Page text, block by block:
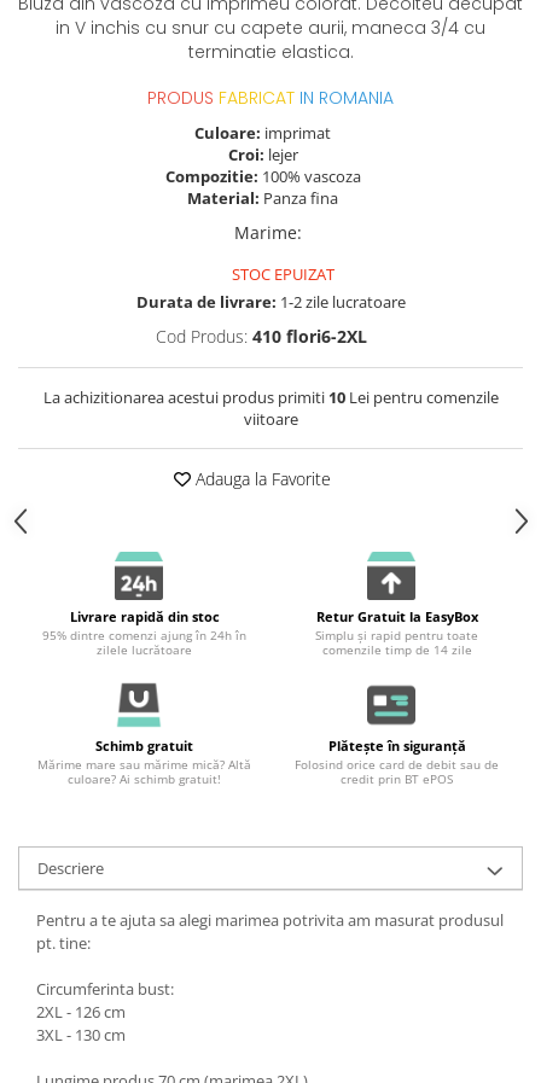
in V inchis cu snur cu capete aurii, maneca 3/4 cu
terminatie elastica.
PRODUS FABRICAT IN ROMANIA
Culoare: imprimat
Croi: lejer
Compozitie: 100% vascoza
Material: Panza fina
Marime:
STOC EPUIZAT
Durata de livrare: 1-2 zile lucratoare
Cod Produs: 410 flori6-2XL
La achizitionarea acestui produs primiti 10Lei pentru comenzile
viitoare
Adauga la Favorite
Livrare rapidă din stoc
95% dintre comenzi ajung în 24h în
zilele lucrătoare
Retur Gratuit la EasyBox
Simplu și rapid pentru toate
comenzile timp de 14 zile
Schimb gratuit
Mărime mare sau mărime mică? Altă
culoare? Ai schimb gratuit!
Plătește în siguranță
Folosind orice card de debit sau de
credit prin BT ePOS
Descriere
Pentru a te ajuta sa alegi marimea potrivita am masurat produsul
pt. tine:
Circumferinta bust:
2XL - 126 cm
3XL - 130 cm